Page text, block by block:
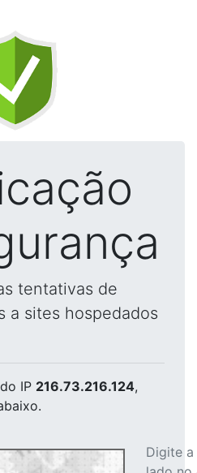
tentativas de
a sites hospedados
do IP 216.73.216.124,
Digite